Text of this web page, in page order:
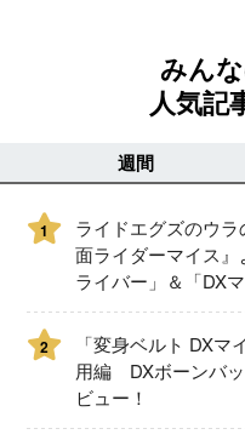
みん
人気記
週間
1
ライドエグズのウ
面ライダーマイス
ライバー」＆「DX
ュー！
2
「変身ベルト DX
用編 DXボーンバ
ビュー！